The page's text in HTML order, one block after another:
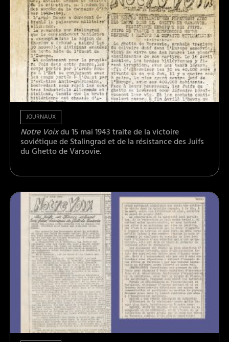
JOURNAUX
Notre Voixdu 15 mai 1943 traite de la victoire
soviétique de Stalingrad et de la résistance des Juifs
du Ghetto de Varsovie.